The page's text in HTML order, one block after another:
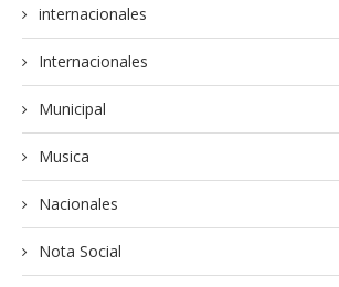
internacionales
Internacionales
Municipal
Musica
Nacionales
Nota Social